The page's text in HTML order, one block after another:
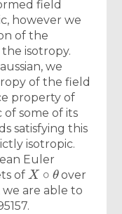
field
however we
of the
isotropy.
we
of the field
property of
some of its
satisfying this
isotropic.
Euler
of
X∘θ
over
we are able to